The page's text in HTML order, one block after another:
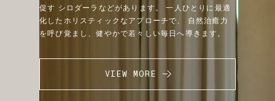
促す シロダーラなどがあります。一人ひとりに最適
化したホリスティックなアプローチで、 自然治癒力
を呼び覚まし、健やかで若々しい毎日へ導きます。
VIEW MORE